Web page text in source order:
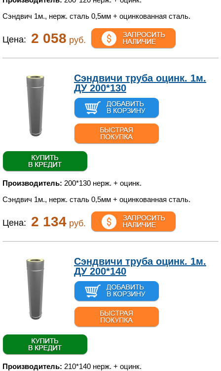
Сэндвич 1м., нерж. сталь 0,5мм + оцинкованная сталь.
Цена: 2 058 руб.
Сэндвичи труба оцинк. 1м.
ДУ 200*130
Производитель: 200*130 нерж. + оцинк.
Сэндвич 1м., нерж. сталь 0,5мм + оцинкованная сталь.
Цена: 2 134 руб.
Сэндвичи труба оцинк. 1м.
ДУ 200*140
Производитель: 210*140 нерж. + оцинк.